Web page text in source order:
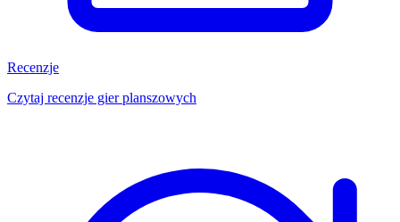
Recenzje
Czytaj recenzje gier planszowych